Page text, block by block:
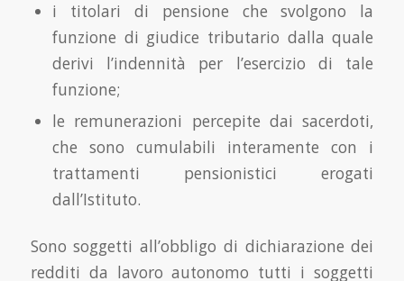
i titolari di pensione che svolgono la
funzione di giudice tributario dalla quale
derivi l’indennità per l’esercizio di tale
funzione;
le remunerazioni percepite dai sacerdoti,
che sono cumulabili interamente con i
trattamenti pensionistici erogati
dall’Istituto.
Sono soggetti all’obbligo di dichiarazione dei
redditi da lavoro autonomo tutti i soggetti